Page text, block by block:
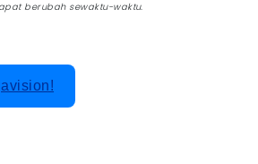
berubah sewaktu-waktu.